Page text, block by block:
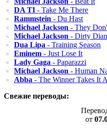
DA TI - Take Me There
Rammstein - Du Hast
Michael Jackson - They
Michael Jackson - Dirty
Dua Lipa - Training Season
Eminem - Just Lose It
Lady Gaga - Paparazzi
Michael Jackson - Human
Abba - The Winner Takes It
Свежие переводы:
от